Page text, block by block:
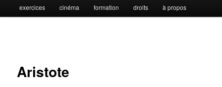
exercices cinéma formation droits à propos
Aristote